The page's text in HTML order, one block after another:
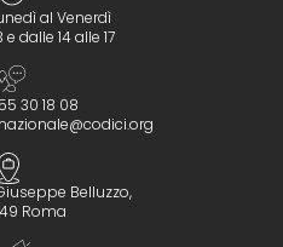
al Venerdì
dalle 14 alle 17
30 18 08
Belluzzo,
Roma